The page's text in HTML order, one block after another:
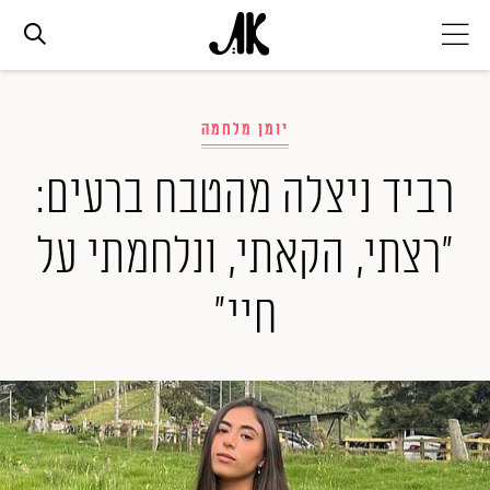
אופנה
ביוטי
סלבס
ערוצים נוספים
המגזין
יומן מלחמה
רביד ניצלה מהטבח ברעים:
"רצתי, הקאתי, ונלחמתי על
חיי"